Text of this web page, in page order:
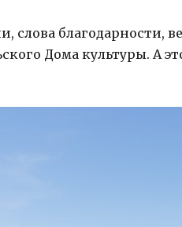
слова благодарности,
Дома культуры. А